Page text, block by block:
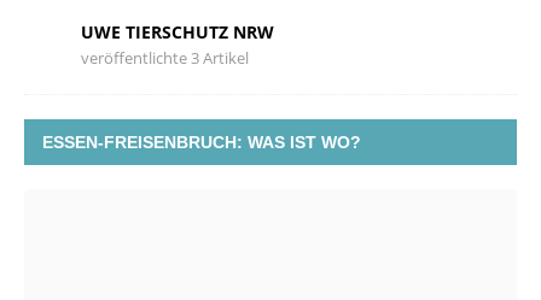
UWE TIERSCHUTZ NRW
veröffentlichte 3 Artikel
ESSEN-FREISENBRUCH: WAS IST WO?